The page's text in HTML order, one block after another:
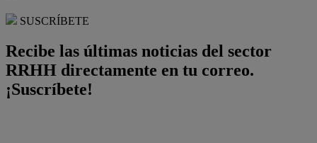
SUSCRÍBETE
Recibe las últimas noticias del sector
RRHH directamente en tu correo.
¡Suscríbete!